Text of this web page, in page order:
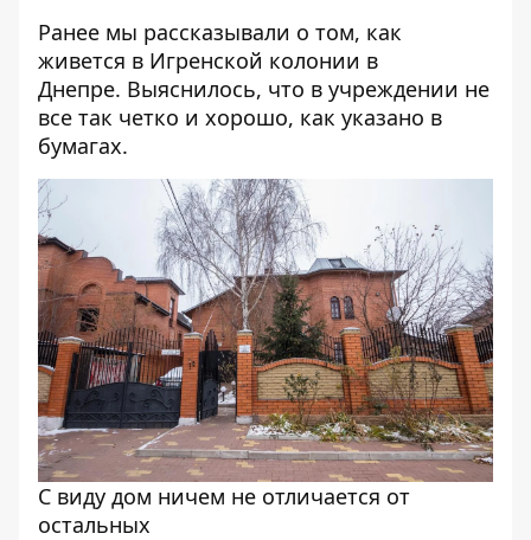
Ранее мы рассказывали о том, как
живется в Игренской колонии в
Днепре. Выяснилось, что в учреждении не
все так четко и хорошо, как указано в
бумагах.
С виду дом ничем не отличается от
остальных